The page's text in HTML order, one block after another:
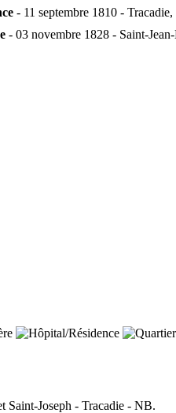
- 11 septembre 1810 -
- 03 novembre 1828 - Saint-
Saint-Joseph - Tracadie - NB.